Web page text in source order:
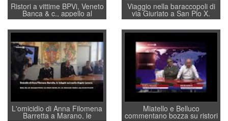
Ristori a vittime BPVi, Veneto
Banca & c., appello al
sottosegretario Alessio
Villarosa: per mettere ordine
convochi con Di Maio CNCU
a supporto della cabina di
regia al Mef
Viaggio nella baraccopoli di
via Giuriato a San Pio X.
Vicenza ai Vicentini: “faremo
un regalo di Natale ai
residenti”
L'omicidio di Anna Filomena
Barretta a Marano, le
Miatello e Belluco
commentano bozza su ristori